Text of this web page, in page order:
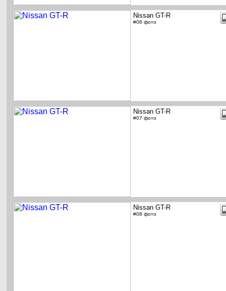
Nissan GT-R
#06 фото
Nissan GT-R
#07 фото
Nissan GT-R
#08 фото